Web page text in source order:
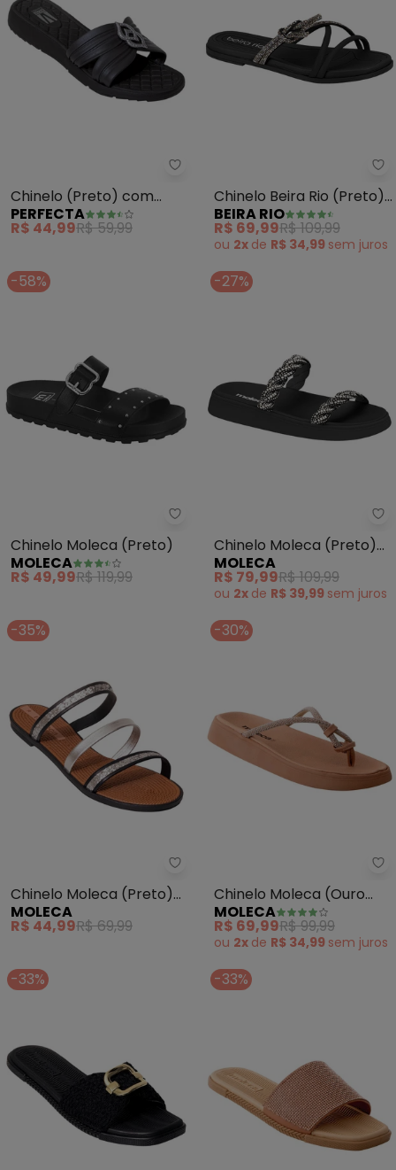
Perfecta - Chinelo (Preto)
Chinelo (Preto) com
Enfeite no Cabedal
PERFECTA
R$ 44,99R$ 59,99
Chinelo Beira Rio (Preto)
em Sintético
BEIRA RIO
R$ 69,99R$ 109,99
ou 2x de R$ 34,99 sem juros
-58%
Moleca - Chinelo Moleca
Chinelo Moleca (Preto)
MOLECA
R$ 49,99R$ 119,99
-27%
Chinelo Moleca (Preto)
em Sintético
MOLECA
R$ 79,99R$ 109,99
ou 2x de R$ 39,99 sem juros
-35%
Moleca - Chinelo Moleca
Chinelo Moleca (Preto)
em Sintético
MOLECA
R$ 44,99R$ 69,99
-30%
Chinelo Moleca (Ouro
Rosado) em Sintético
MOLECA
R$ 69,99R$ 99,99
ou 2x de R$ 34,99 sem juros
-33% -33%